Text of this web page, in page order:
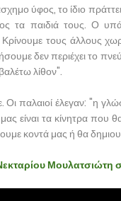
ύφος, το ίδιο
τα παιδιά τους. Ο
τους άλλους
δεν περιέχει το
λίθον".
παλαιοί έλεγαν: "η
είναι τα κίνητρα
κοντά μας ή θα